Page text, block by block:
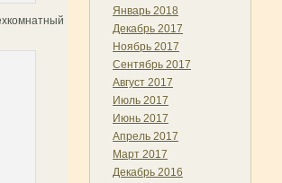
Январь 2018
Декабрь 2017
Ноябрь 2017
Сентябрь 2017
Август 2017
Июль 2017
Июнь 2017
Апрель 2017
Март 2017
Декабрь 2016